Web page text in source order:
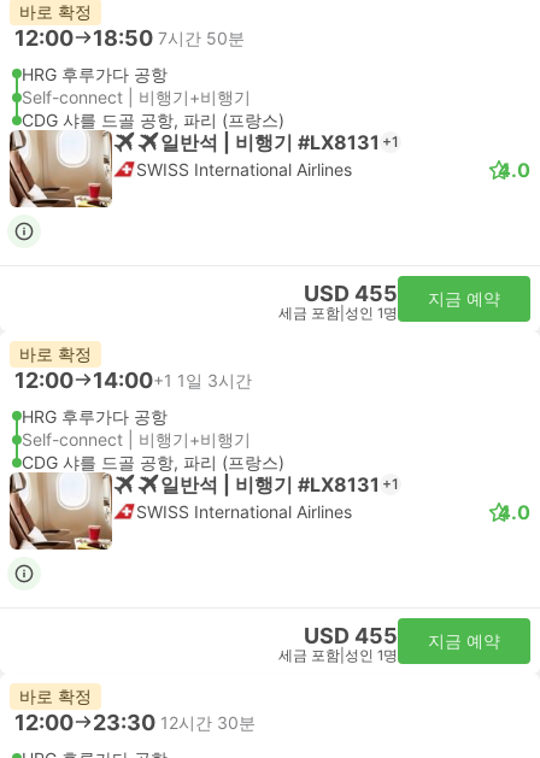
바로 확정
12:00 18:50 7시간 50분
HRG 후루가다 공항
Self-connect | 비행기+비행기
CDG 샤를 드골 공항, 파리 (프랑스)
일반석 | 비행기 #LX8131 +1
SWISS International Airlines 4.0
USD 455
세금 포함 성인 1명
지금 예약
바로 확정
12:00 14:00+1 1일 3시간
HRG 후루가다 공항
Self-connect | 비행기+비행기
CDG 샤를 드골 공항, 파리 (프랑스)
일반석 | 비행기 #LX8131 +1
SWISS International Airlines 4.0
USD 455
세금 포함 성인 1명
지금 예약
바로 확정
12:00 23:30 12시간 30분